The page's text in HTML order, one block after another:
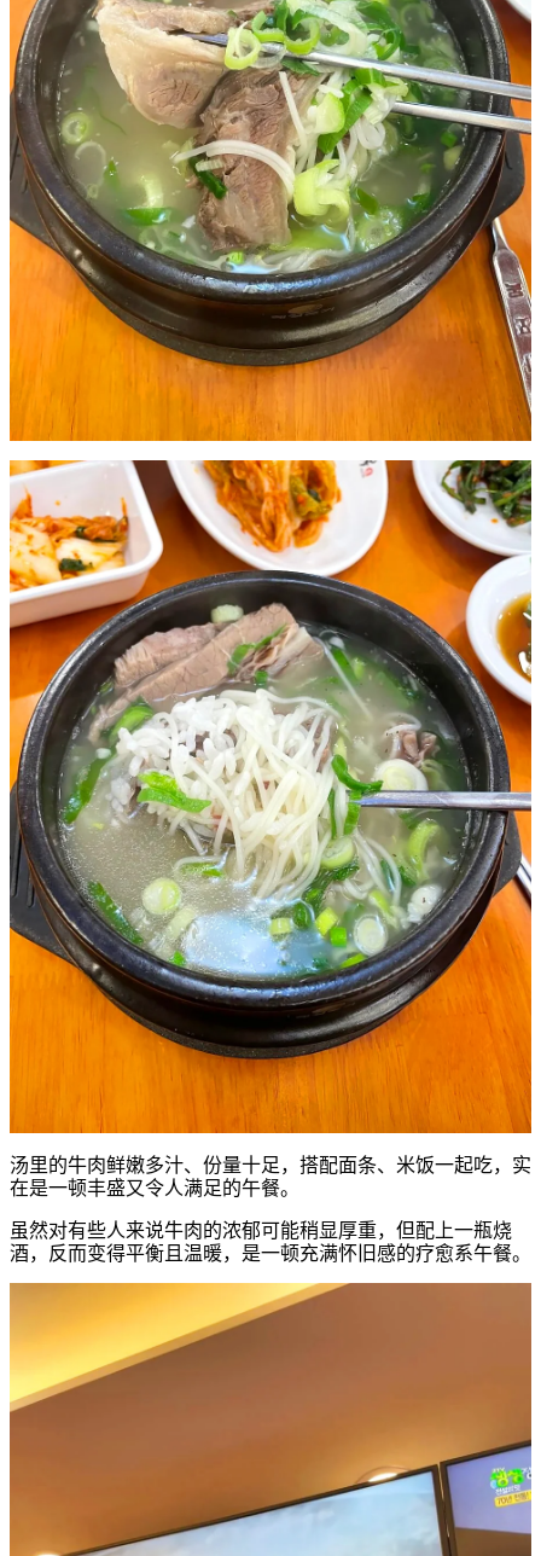
汤里的牛肉鲜嫩多汁、份量十足，搭配面条、米饭一起吃，实
在是一顿丰盛又令人满足的午餐。
虽然对有些人来说牛肉的浓郁可能稍显厚重，但配上一瓶烧
酒，反而变得平衡且温暖，是一顿充满怀旧感的疗愈系午餐。